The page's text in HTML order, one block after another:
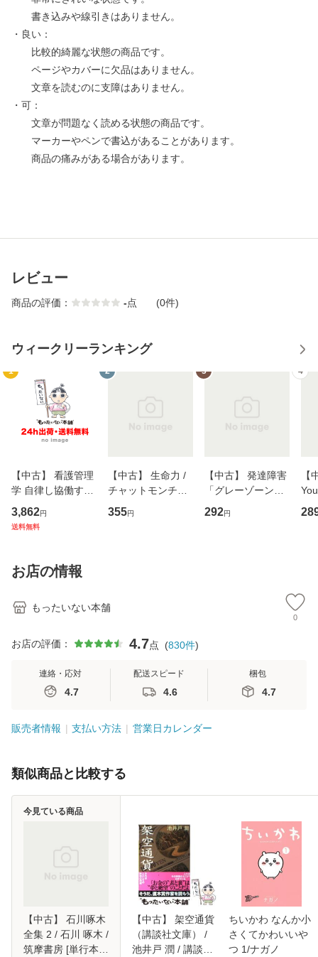
書き込みや線引きはありません。
・良い：
比較的綺麗な状態の商品です。
ページやカバーに欠品はありません。
文章を読むのに支障はありません。
・可：
文章が問題なく読める状態の商品です。
マーカーやペンで書込があることがあります。
商品の痛みがある場合があります。
レビュー
商品の評価： -点 (0件)
ウィークリーランキング
1
【中古】 看護管理
学 自律し協働する
専門職の看護マネ
ジメントスキル 改
恵 藤本幸三 / 南江
堂 [単行
3,862円
送料無料
2
【中古】 生命力 /
チャットモンチー /
キューンレコード
[CD]【メール便送
355円
3
【中古】 発達障害
「グレーゾーン」
その正しい理解と
克服法 (SB新書 57
292円
4
【
のが
お店の情報
もったいない本舗
0
お店の評価： 4.7点 (830件)
連絡・応対
4.7
配送スピード
4.6
梱包
4.7
販売者情報 支払い方法 営業日カレンダー
類似商品と比較する
【中古】 石川啄木
全集 2 / 石川 啄木 /
筑摩書房 [単行本]
今見ている商品
【中古】 架空通貨
（講談社文庫） /
池井戸 潤 / 講談社
ちいかわ なんか小
さくてかわいいや
つ 1/ナガノ